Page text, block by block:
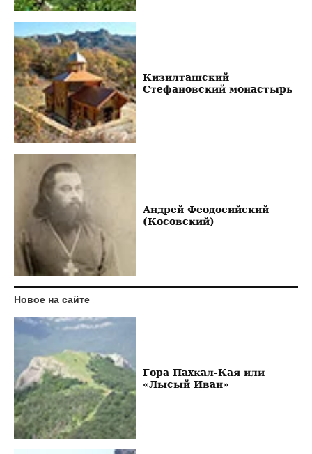
Кизилташский
Стефановский монастырь
Андрей Феодосийский
(Косовский)
Новое на сайте
Гора Пахкал-Кая или
«Лысый Иван»